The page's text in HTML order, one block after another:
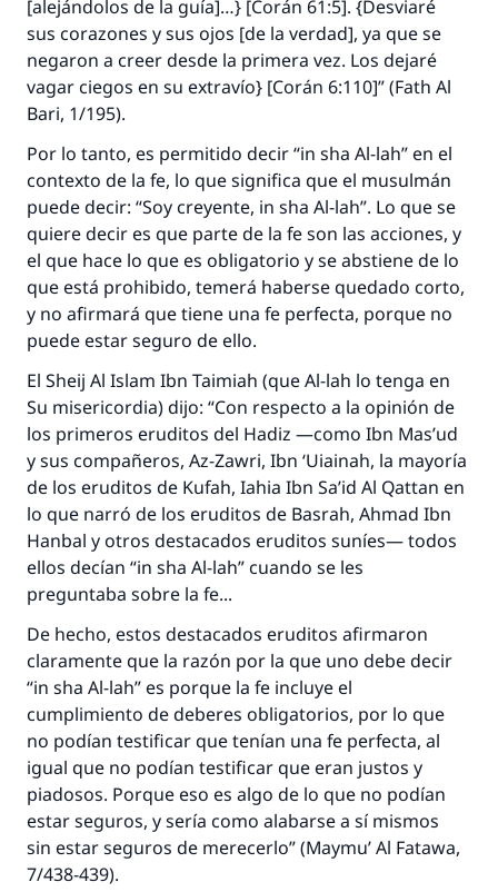
[alejándolos de la guía]…} [Corán 61:5]. {Desviaré
sus corazones y sus ojos [de la verdad], ya que se
negaron a creer desde la primera vez. Los dejaré
vagar ciegos en su extravío} [Corán 6:110]” (Fath Al
Bari, 1/195).
Por lo tanto, es permitido decir “in sha Al-lah” en el
contexto de la fe, lo que significa que el musulmán
puede decir: “Soy creyente, in sha Al-lah”. Lo que se
quiere decir es que parte de la fe son las acciones, y
el que hace lo que es obligatorio y se abstiene de lo
que está prohibido, temerá haberse quedado corto,
y no afirmará que tiene una fe perfecta, porque no
puede estar seguro de ello.
El Sheij Al Islam Ibn Taimiah (que Al-lah lo tenga en
Su misericordia) dijo: “Con respecto a la opinión de
los primeros eruditos del Hadiz —como Ibn Mas’ud
y sus compañeros, Az-Zawri, Ibn ‘Uiainah, la mayoría
de los eruditos de Kufah, Iahia Ibn Sa’id Al Qattan en
lo que narró de los eruditos de Basrah, Ahmad Ibn
Hanbal y otros destacados eruditos suníes— todos
ellos decían “in sha Al-lah” cuando se les
preguntaba sobre la fe...
De hecho, estos destacados eruditos afirmaron
claramente que la razón por la que uno debe decir
“in sha Al-lah” es porque la fe incluye el
cumplimiento de deberes obligatorios, por lo que
no podían testificar que tenían una fe perfecta, al
igual que no podían testificar que eran justos y
piadosos. Porque eso es algo de lo que no podían
estar seguros, y sería como alabarse a sí mismos
sin estar seguros de merecerlo” (Maymu’ Al Fatawa,
7/438-439).